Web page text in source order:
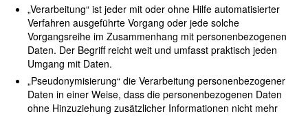
„Verarbeitung“ ist jeder mit oder ohne Hilfe automatisierter
Verfahren ausgeführte Vorgang oder jede solche
Vorgangsreihe im Zusammenhang mit personenbezogenen
Daten. Der Begriff reicht weit und umfasst praktisch jeden
Umgang mit Daten.
„Pseudonymisierung“ die Verarbeitung personenbezogener
Daten in einer Weise, dass die personenbezogenen Daten
ohne Hinzuziehung zusätzlicher Informationen nicht mehr